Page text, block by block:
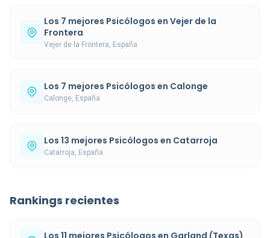
Los 7 mejores Psicólogos en Vejer de la
Frontera
Vejer de la Frontera, España
Los 7 mejores Psicólogos en Calonge
Calonge, España
Los 13 mejores Psicólogos en Catarroja
Catarroja, España
Rankings recientes
Los 11 mejores Psicólogos en Garland (Texas)